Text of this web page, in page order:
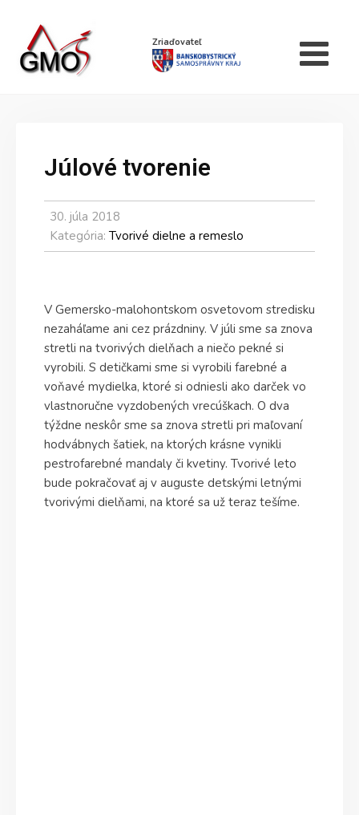
Zriaďovateľ
Júlové tvorenie
30. júla 2018
Kategória: Tvorivé dielne a remeslo
V Gemersko-malohontskom osvetovom stredisku
nezaháľame ani cez prázdniny. V júli sme sa znova
stretli na tvorivých dielňach a niečo pekné si
vyrobili. S detičkami sme si vyrobili farebné a
voňavé mydielka, ktoré si odniesli ako darček vo
vlastnoručne vyzdobených vrecúškach. O dva
týždne neskôr sme sa znova stretli pri maľovaní
hodvábnych šatiek, na ktorých krásne vynikli
pestrofarebné mandaly či kvetiny. Tvorivé leto
bude pokračovať aj v auguste detskými letnými
tvorivými dielňami, na ktoré sa už teraz tešíme.